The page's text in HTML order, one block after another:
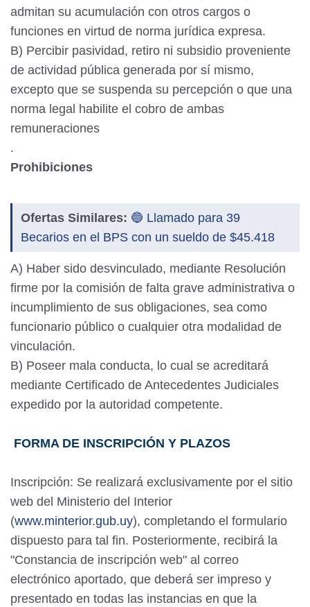
admitan su acumulación con otros cargos o
funciones en virtud de norma jurídica expresa.
B) Percibir pasividad, retiro ni subsidio proveniente
de actividad pública generada por sí mismo,
excepto que se suspenda su percepción o que una
norma legal habilite el cobro de ambas
remuneraciones
.
Prohibiciones
Ofertas Similares: 🔵 Llamado para 39
Becarios en el BPS con un sueldo de $45.418
A) Haber sido desvinculado, mediante Resolución
firme por la comisión de falta grave administrativa o
incumplimiento de sus obligaciones, sea como
funcionario público o cualquier otra modalidad de
vinculación.
B) Poseer mala conducta, lo cual se acreditará
mediante Certificado de Antecedentes Judiciales
expedido por la autoridad competente.
FORMA DE INSCRIPCIÓN Y PLAZOS
Inscripción: Se realizará exclusivamente por el sitio
web del Ministerio del Interior
(www.minterior.gub.uy), completando el formulario
dispuesto para tal fin. Posteriormente, recibirá la
"Constancia de inscripción web" al correo
electrónico aportado, que deberá ser impreso y
presentado en todas las instancias en que la